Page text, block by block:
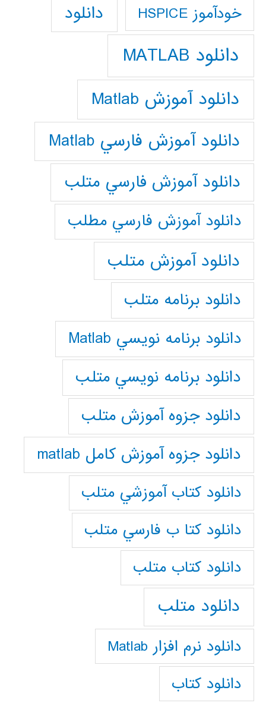
خودآموز HSPICE دانلود
دانلود MATLAB
دانلود آموزش Matlab
دانلود آموزش فارسي Matlab
دانلود آموزش فارسي متلب
دانلود آموزش فارسي مطلب
دانلود آموزش متلب
دانلود برنامه متلب
دانلود برنامه نويسي Matlab
دانلود برنامه نويسي متلب
دانلود جزوه آموزش متلب
دانلود جزوه آموزش کامل matlab
دانلود كتاب آموزشي متلب
دانلود كتا ب فارسي متلب
دانلود كتاب متلب
دانلود متلب
دانلود نرم افزار Matlab
دانلود کتاب